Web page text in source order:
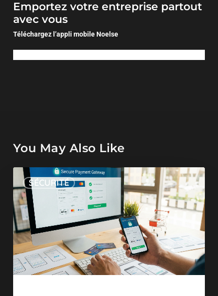
Emportez votre entreprise partout
avec vous
Téléchargez l’appli mobile Noelse
You May Also Like
SÉCURITÉ